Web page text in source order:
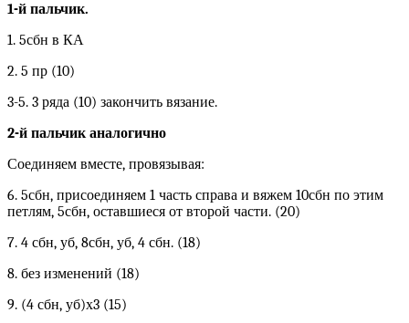
1-й пальчик.
1. 5сбн в КА
2. 5 пр (10)
3-5. 3 ряда (10) закончить вязание.
2-й пальчик аналогично
Соединяем вместе, провязывая:
6. 5сбн, присоединяем 1 часть справа и вяжем 10сбн по этим
петлям, 5сбн, оставшиеся от второй части. (20)
7. 4 сбн, уб, 8сбн, уб, 4 сбн. (18)
8. без изменений (18)
9. (4 сбн, уб)х3 (15)